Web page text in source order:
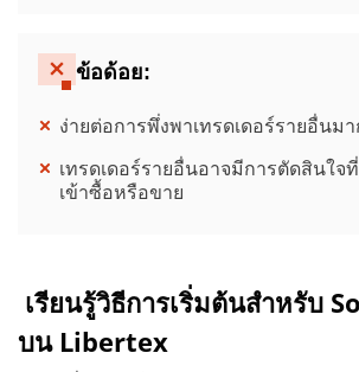
ข้อด้อย:
ง่ายต่อการพึ่งพาเทรดเดอร์รายอื่นมา
เทรดเดอร์รายอื่นอาจมีการตัดสินใจ
เข้าซื้อหรือขาย
เรียนรู้วิธีการเริ่มต้นสำหรับ
บน Libertex